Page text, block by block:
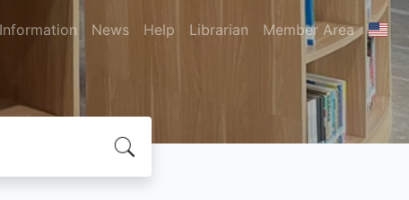
Information News Help Librarian Member Area